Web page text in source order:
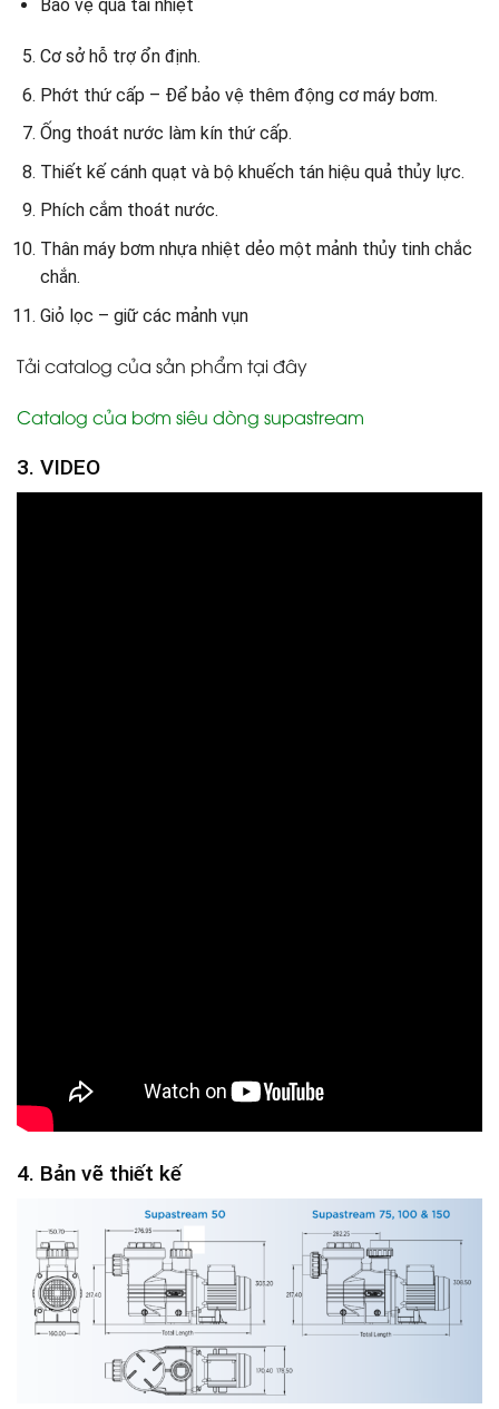
Bảo vệ quá tải nhiệt
Cơ sở hỗ trợ ổn định.
Phớt thứ cấp – Để bảo vệ thêm động cơ máy bơm.
Ống thoát nước làm kín thứ cấp.
Thiết kế cánh quạt và bộ khuếch tán hiệu quả thủy lực.
Phích cắm thoát nước.
Thân máy bơm nhựa nhiệt dẻo một mảnh thủy tinh chắc
chắn.
Giỏ lọc – giữ các mảnh vụn
Tải catalog của sản phẩm tại đây
Catalog của bơm siêu dòng supastream
3. VIDEO
4. Bản vẽ thiết kế